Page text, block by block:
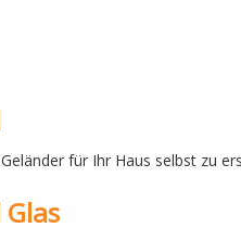
für Ihr Haus selbst zu